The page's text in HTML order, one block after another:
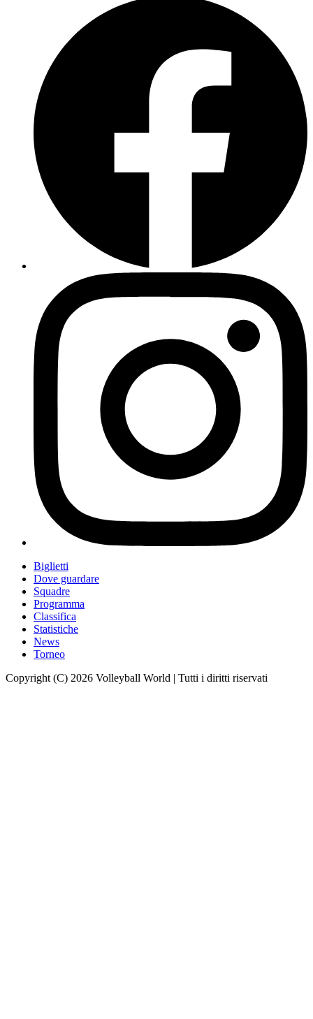
Biglietti
Dove guardare
Squadre
Programma
Classifica
Statistiche
News
Torneo
Copyright (C) 2026 Volleyball World | Tutti i diritti riservati